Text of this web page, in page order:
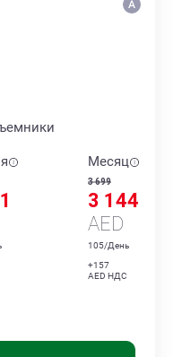
Месяц
3 699
3 144
AED
105/День
+157
AED НДС